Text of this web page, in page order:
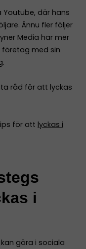
Youtube, där hans
Ännu fler följer
Media har mer
med sin
råd för att lyckas
för att lyckas i
i
göra i sociala